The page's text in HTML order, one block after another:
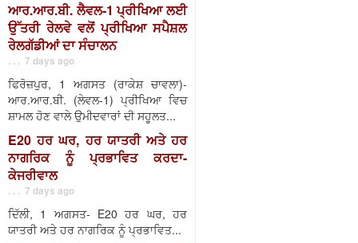
ਆਰ.ਆਰ.ਬੀ. ਲੈਵਲ-1 ਪ੍ਰੀਖਿਆ ਲਈ
ਉੱਤਰੀ ਰੇਲਵੇ ਵਲੋਂ ਪ੍ਰੀਖਿਆ ਸਪੈਸ਼ਲ
ਰੇਲਗੱਡੀਆਂ ਦਾ ਸੰਚਾਲਨ
. . . 7 days ago
ਫਿਰੋਜ਼ਪੁਰ, 1 ਅਗਸਤ (ਰਾਕੇਸ਼ ਚਾਵਲਾ)-
ਆਰ.ਆਰ.ਬੀ. (ਲੇਵਲ-1) ਪ੍ਰੀਖਿਆ ਵਿਚ
ਸ਼ਾਮਲ ਹੋਣ ਵਾਲੇ ਉਮੀਦਵਾਰਾਂ ਦੀ ਸਹੂਲਤ...
E20 ਹਰ ਘਰ, ਹਰ ਯਾਤਰੀ ਅਤੇ ਹਰ
ਨਾਗਰਿਕ ਨੂੰ ਪ੍ਰਭਾਵਿਤ ਕਰਦਾ-
ਕੇਜਰੀਵਾਲ
. . . 7 days ago
ਦਿੱਲੀ, 1 ਅਗਸਤ- E20 ਹਰ ਘਰ, ਹਰ
ਯਾਤਰੀ ਅਤੇ ਹਰ ਨਾਗਰਿਕ ਨੂੰ ਪ੍ਰਭਾਵਿਤ...